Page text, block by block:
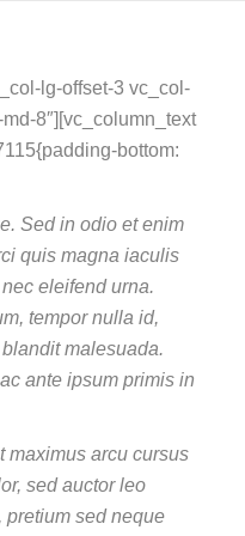
lg-offset-3 vc_col-
8″][vc_column_text
bottom:
Sed in odio et enim
quis magna iaculis
eleifend urna.
tempor nulla id,
malesuada.
ante ipsum primis in
maximus arcu cursus
sed auctor leo
sed neque